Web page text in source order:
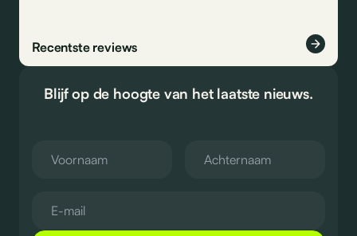
Recentste reviews
Blijf op de hoogte van het laatste nieuws.